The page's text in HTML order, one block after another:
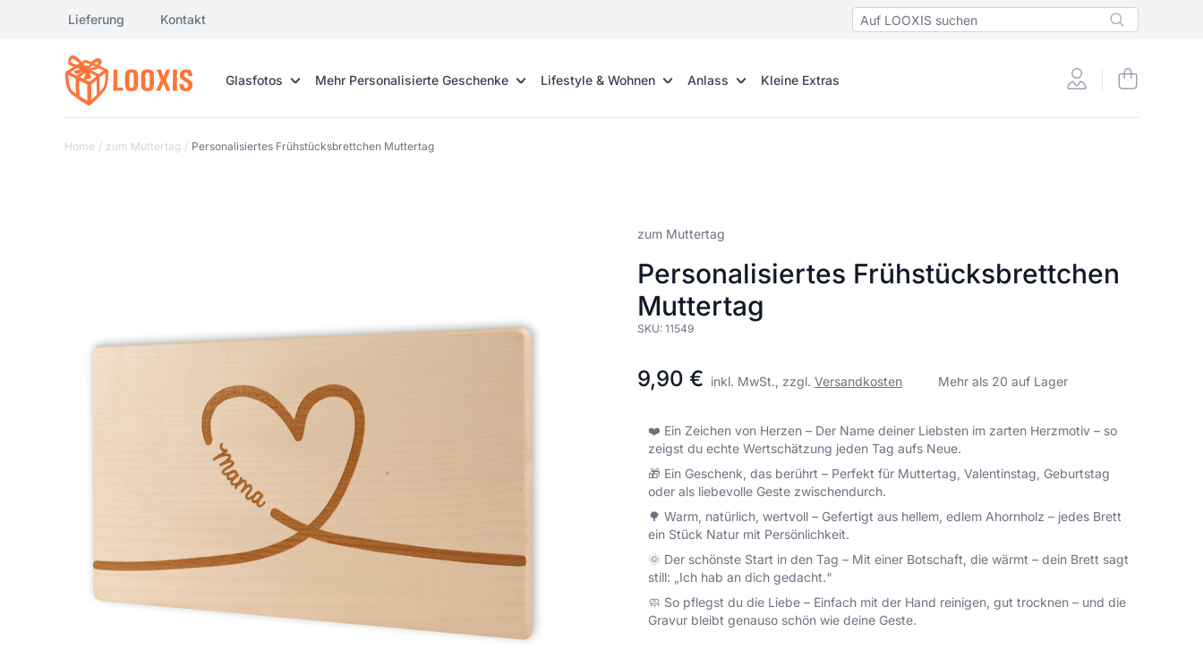
Lieferung Kontakt
Glasfotos Mehr Personalisierte Geschenke Lifestyle & Wohnen Anlass Kleine Extras
Home / zum Muttertag / Personalisiertes Frühstücksbrettchen Muttertag
zum Muttertag
Personalisiertes Frühstücksbrettchen
Muttertag
SKU: 11549
9,90 € inkl. MwSt., zzgl. Versandkosten Mehr als 20 auf Lager
❤️ Ein Zeichen von Herzen – Der Name deiner Liebsten im zarten Herzmotiv – so
zeigst du echte Wertschätzung jeden Tag aufs Neue.
🎁 Ein Geschenk, das berührt – Perfekt für Muttertag, Valentinstag, Geburtstag
oder als liebevolle Geste zwischendurch.
🌳 Warm, natürlich, wertvoll – Gefertigt aus hellem, edlem Ahornholz – jedes Brett
ein Stück Natur mit Persönlichkeit.
🌞 Der schönste Start in den Tag – Mit einer Botschaft, die wärmt – dein Brett sagt
still: „Ich hab an dich gedacht.“
🧼 So pflegst du die Liebe – Einfach mit der Hand reinigen, gut trocknen – und die
Gravur bleibt genauso schön wie deine Geste.